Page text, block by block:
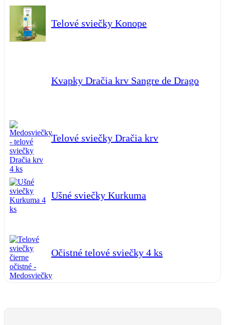
Telové sviečky Konope
Kvapky Dračia krv Sangre de Drago
Telové sviečky Dračia krv
Ušné sviečky Kurkuma
Očistné telové sviečky 4 ks